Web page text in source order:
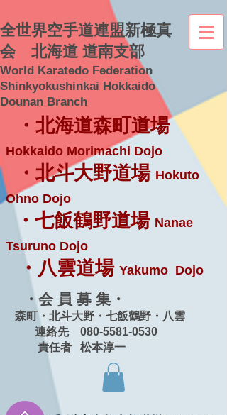
全世界空手道連盟新極真
会 北海道 道南支部
World Karatedo Federation
Shinkyokushinkai Hokkaido
Dounan Branch
・北海道森町道場
Hokkaido Morimachi Dojo
・北斗大野道場 Hokuto
Ohno Dojo
・七飯鶴野道場 Nanae
Tsuruno Dojo
・八雲道場 Yakumo Dojo
・会 員 募 集・
森町・北斗大野・七飯鶴野・八雲
連絡先 080-5581-0530
責任者 松本淳一